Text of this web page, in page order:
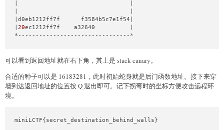
|d0eb1212ff7f      f3584b5c7e1f54|
|20ec1212ff7f    a32640          |
* --------------------------------*
可以看到返回地址就在右下角，其上是 stack canary。
合适的种子可以是 16183281，此时初始蛇身就是后门函数地址。接下来穿
墙到达返回地址的位置按 Q 退出即可。记下拐弯时的坐标方便攻击远程环
境。
miniLCTF{secret_destination_behind_walls}